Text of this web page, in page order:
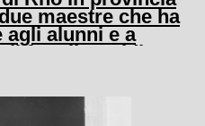
maestre che ha
agli alunni e a
fratello Egidio